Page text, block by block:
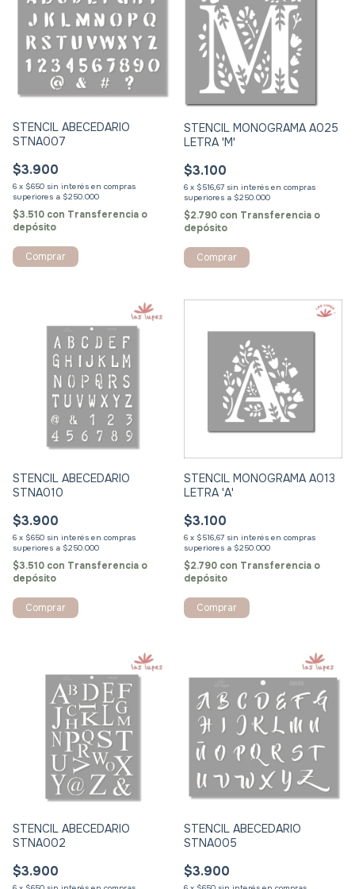
STENCIL ABECEDARIO
STNA007
$3.900
6 x $650 sin interés
$3.510 con Transferencia o
depósito
Comprar
STENCIL MONOGRAMA A025
LETRA 'M'
$3.100
6 x $516,67 sin interés
$2.790 con Transferencia o
depósito
Comprar
STENCIL ABECEDARIO
STNA010
$3.900
6 x $650 sin interés
$3.510 con Transferencia o
depósito
Comprar
STENCIL MONOGRAMA A013
LETRA 'A'
$3.100
6 x $516,67 sin interés
$2.790 con Transferencia o
depósito
Comprar
STENCIL ABECEDARIO
STNA002
$3.900
STENCIL ABECEDARIO
STNA005
$3.900